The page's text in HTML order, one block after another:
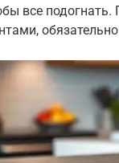
все подогнать.